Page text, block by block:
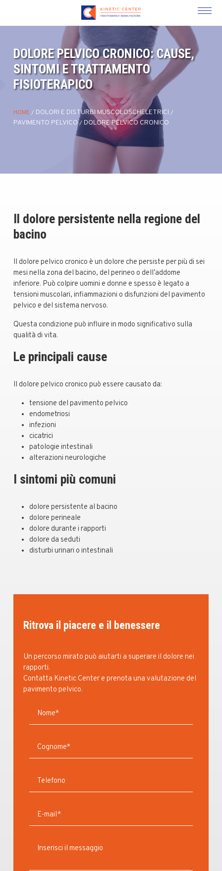
DOLORE PELVICO CRONICO: CAUSE,
SINTOMI E TRATTAMENTO
FISIOTERAPICO
HOME / DOLORI E DISTURBI MUSCOLOSCHELETRICI /
PAVIMENTO PELVICO/ DOLORE PELVICO CRONICO
Il dolore persistente nella regione del
bacino
Il dolore pelvico cronico è un dolore che persiste per più di sei
mesi nella zona del bacino, del perineo o dell’addome
inferiore. Può colpire uomini e donne e spesso è legato a
tensioni muscolari, infiammazioni o disfunzioni del pavimento
pelvico e del sistema nervoso.
Questa condizione può influire in modo significativo sulla
qualità di vita.
Le principali cause
Il dolore pelvico cronico può essere causato da:
tensione del pavimento pelvico
endometriosi
infezioni
cicatrici
patologie intestinali
alterazioni neurologiche
I sintomi più comuni
dolore persistente al bacino
dolore perineale
dolore durante i rapporti
dolore da seduti
disturbi urinari o intestinali
Ritrova il piacere e il benessere
Un percorso mirato può aiutarti a superare il dolore nei
rapporti.
Contatta Kinetic Center e prenota una valutazione del
pavimento pelvico.